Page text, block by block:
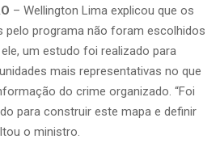
– Wellington Lima explicou que os
pelo programa não foram escolhidos
um estudo foi realizado para
mais representativas no que
do crime organizado. “Foi
para construir este mapa e definir
o ministro.